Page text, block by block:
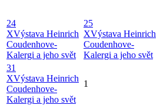
24
XVýstava Heinrich
Coudenhove-
Kalergi a jeho svět
25
XVýstava Heinrich
Coudenhove-
Kalergi a jeho svět
31
XVýstava Heinrich
Coudenhove-
Kalergi a jeho svět
1